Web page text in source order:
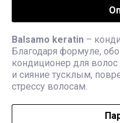
Balsamo keratin –
Благодаря формуле,
кондиционер для
и сияние тусклым,
стрессу волосам.